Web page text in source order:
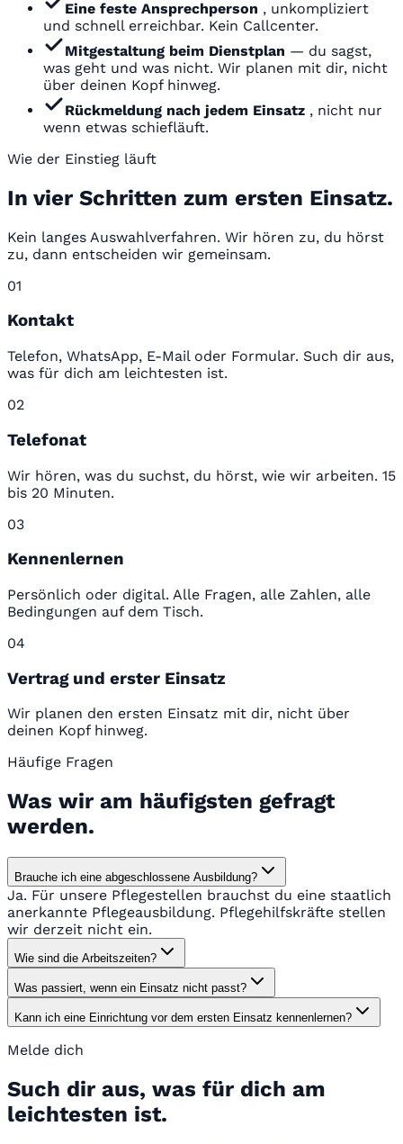
Eine feste Ansprechperson , unkompliziert
und schnell erreichbar. Kein Callcenter.
Mitgestaltung beim Dienstplan — du sagst,
was geht und was nicht. Wir planen mit dir, nicht
über deinen Kopf hinweg.
Rückmeldung nach jedem Einsatz , nicht nur
wenn etwas schiefläuft.
Wie der Einstieg läuft
In vier Schritten zum ersten Einsatz.
Kein langes Auswahlverfahren. Wir hören zu, du hörst
zu, dann entscheiden wir gemeinsam.
01
Kontakt
Telefon, WhatsApp, E-Mail oder Formular. Such dir aus,
was für dich am leichtesten ist.
02
Telefonat
Wir hören, was du suchst, du hörst, wie wir arbeiten. 15
bis 20 Minuten.
03
Kennenlernen
Persönlich oder digital. Alle Fragen, alle Zahlen, alle
Bedingungen auf dem Tisch.
04
Vertrag und erster Einsatz
Wir planen den ersten Einsatz mit dir, nicht über
deinen Kopf hinweg.
Häufige Fragen
Was wir am häufigsten gefragt
werden.
Brauche ich eine abgeschlossene Ausbildung?
Ja. Für unsere Pflegestellen brauchst du eine staatlich
anerkannte Pflegeausbildung. Pflegehilfskräfte stellen
wir derzeit nicht ein.
Wie sind die Arbeitszeiten?
Was passiert, wenn ein Einsatz nicht passt?
Kann ich eine Einrichtung vor dem ersten Einsatz kennenlernen?
Melde dich
Such dir aus, was für dich am
leichtesten ist.